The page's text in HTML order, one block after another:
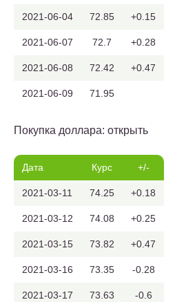
2021-06-04 72.85 +0.15
2021-06-07 72.7 +0.28
2021-06-08 72.42 +0.47
2021-06-09 71.95
Покупка доллара: открыть
Дата Курс +/-
2021-03-11 74.25 +0.18
2021-03-12 74.08 +0.25
2021-03-15 73.82 +0.47
2021-03-16 73.35 -0.28
2021-03-17 73.63 -0.6